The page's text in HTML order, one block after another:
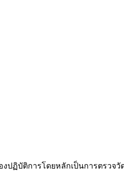
ปฏิบัติการโดยหลักเป็นการตรวจ